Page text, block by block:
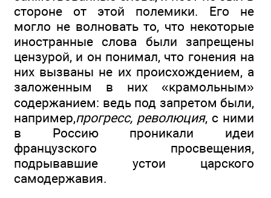
стороне от этой полемики. Его не
могло не волновать то, что некоторые
иностранные слова были запрещены
цензурой, и он понимал, что гонения на
них вызваны не их происхождением, а
заложенным в них «крамольным»
содержанием: ведь под запретом были,
например,прогресс, революция, с ними
в Россию проникали идеи
французского просвещения,
подрывавшие устои царского
самодержавия.